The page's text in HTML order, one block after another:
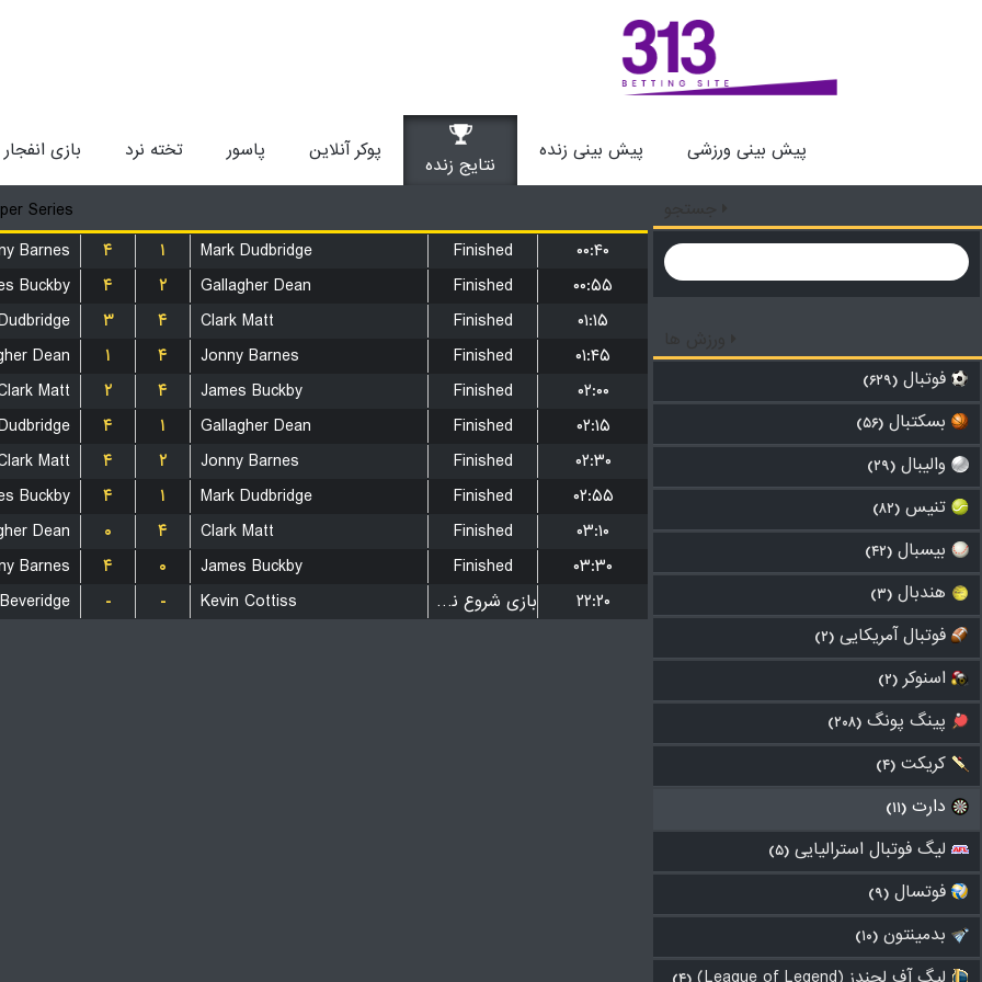
پیش بینی ورزشی پیش بینی زنده
نتایج زنده
پوکر آنلاین پاسور تخته نرد بازی انفجار
فوتبال (۶۲۹)
بسکتبال (۵۶)
والیبال (۲۹)
تنیس (۸۲)
بیسبال (۴۲)
هندبال (۳)
فوتبال آمریکایی (۲)
اسنوکر (۲)
پینگ پونگ (۲۰۸)
کریکت (۴)
دارت (۱۱)
لیگ فوتبال استرالیایی (۵)
فوتسال (۹)
بدمینتون (۱۰)
Series
Barnes
۴ ۱ Mark Dudbridge Finished
۰۰:۴۰
Buckby
۴ ۲ Gallagher Dean Finished
۰۰:۵۵
۳ ۴ Clark Matt Finished
۰۱:۱۵
Dean
۱ ۴ Jonny Barnes Finished
۰۱:۴۵
Matt
۲ ۴ James Buckby Finished
۰۲:۰۰
۴ ۱ Gallagher Dean Finished
۰۲:۱۵
Matt
۴ ۲ Jonny Barnes Finished
۰۲:۳۰
Buckby
۴ ۱ Mark Dudbridge Finished
۰۲:۵۵
Dean
۰ ۴ Clark Matt Finished
۰۳:۱۰
Barnes
۴ ۰ James Buckby Finished
۰۳:۳۰
- - Kevin Cottiss بازی شروع نشده است ۲۲:۲۰